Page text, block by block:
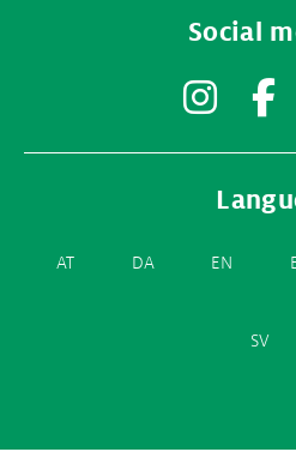
Social
AT DA EN
SV